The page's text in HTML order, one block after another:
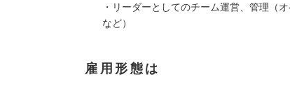
・リーダーとしてのチーム運営、管理（
など）
雇用形態は